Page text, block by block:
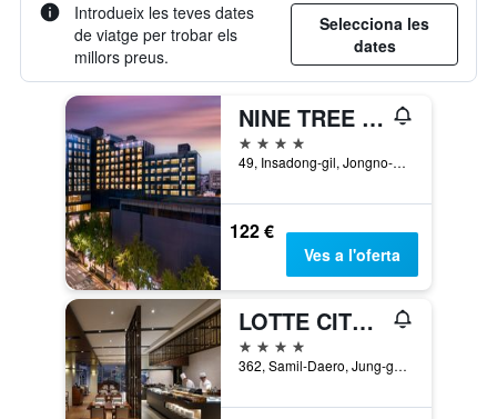
Introdueix les teves dates
de viatge per trobar els
millors preus.
Selecciona les
dates
NINE TREE BY PARNAS SEOUL INSADONG
4 estrelles
49, Insadong-gil, Jongno-gu, Seül, Corea del Sud
122 €
Ves a l'oferta
LOTTE CITY HOTEL MYEONGDONG
4 estrelles
362, Samil-Daero, Jung-gu, Seül, Corea del Sud